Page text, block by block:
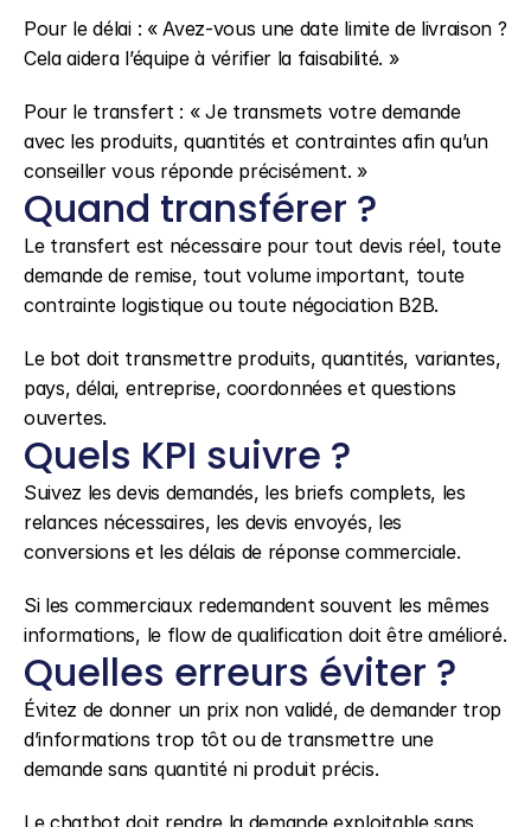
Pour le délai : « Avez-vous une date limite de livraison ?
Cela aidera l’équipe à vérifier la faisabilité. »
Pour le transfert : « Je transmets votre demande
avec les produits, quantités et contraintes afin qu’un
conseiller vous réponde précisément. »
Quand transférer ?
Le transfert est nécessaire pour tout devis réel, toute
demande de remise, tout volume important, toute
contrainte logistique ou toute négociation B2B.
Le bot doit transmettre produits, quantités, variantes,
pays, délai, entreprise, coordonnées et questions
ouvertes.
Quels KPI suivre ?
Suivez les devis demandés, les briefs complets, les
relances nécessaires, les devis envoyés, les
conversions et les délais de réponse commerciale.
Si les commerciaux redemandent souvent les mêmes
informations, le flow de qualification doit être amélioré.
Quelles erreurs éviter ?
Évitez de donner un prix non validé, de demander trop
d’informations trop tôt ou de transmettre une
demande sans quantité ni produit précis.
Le chatbot doit rendre la demande exploitable sans